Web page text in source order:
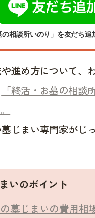
の相談所いのり」を友だち追
進め方について、
「終活・お墓の相談
じまい専門家がじ
いのポイント
墓じまいの費用相